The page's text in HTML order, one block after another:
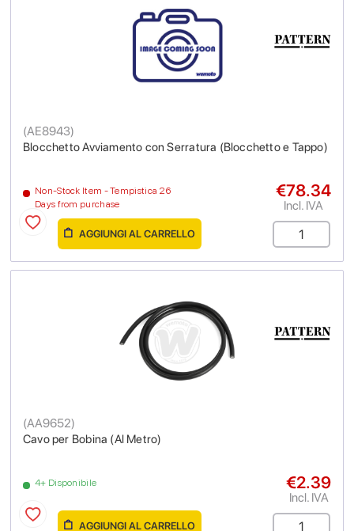
Blocchetto Avviamento con Serratura (Blocchetto e Tappo)
(AE8943)
Non-Stock Item - Tempistica 26
Days from purchase
€78.34
Incl. IVA
AGGIUNGI AL CARRELLO
Cavo per Bobina (Al Metro)
(AA9652)
4+ Disponibile €2.39
Incl. IVA
AGGIUNGI AL CARRELLO